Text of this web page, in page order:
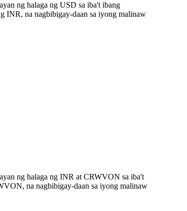
ng halaga ng USD sa iba't ibang
INR, na nagbibigay-daan sa iyong malinaw
ng halaga ng INR at CRWVON sa iba't
na nagbibigay-daan sa iyong malinaw